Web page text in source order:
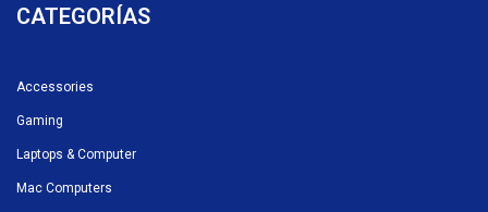
CATEGORÍAS
Accessories
Gaming
Laptops & Computer
Mac Computers